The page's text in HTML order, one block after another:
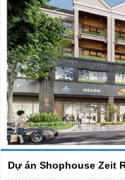
Dự án Shophouse Zeit